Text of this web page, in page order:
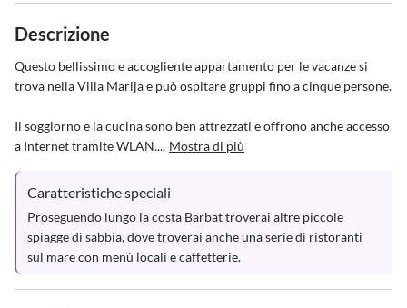
Descrizione
Questo bellissimo e accogliente appartamento per le vacanze si
trova nella Villa Marija e può ospitare gruppi fino a cinque persone.
Il soggiorno e la cucina sono ben attrezzati e offrono anche accesso
a Internet tramite WLAN.... Mostra di più
Caratteristiche speciali
Proseguendo lungo la costa Barbat troverai altre piccole
spiagge di sabbia, dove troverai anche una serie di ristoranti
sul mare con menù locali e caffetterie.